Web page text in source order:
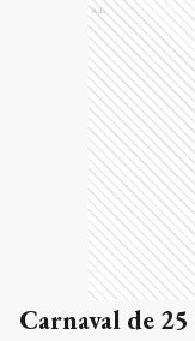
Ads
Carnaval de